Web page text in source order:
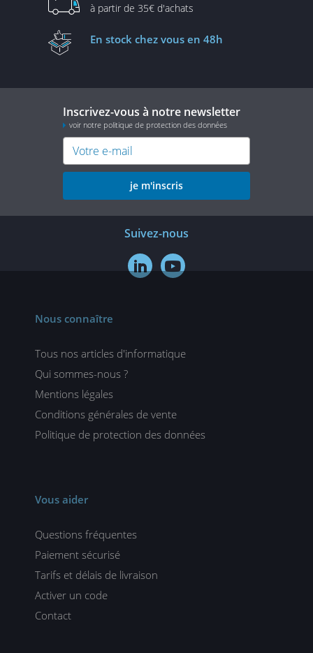
à partir de 35€ d'achats
En stock chez vous en 48h
Inscrivez-vous à notre newsletter
voir notre politique de protection des données
je m'inscris
Suivez-nous
 
Nous connaître
Tous nos articles d'informatique
Qui sommes-nous ?
Mentions légales
Conditions générales de vente
Politique de protection des données
Vous aider
Questions fréquentes
Paiement sécurisé
Tarifs et délais de livraison
Activer un code
Contact